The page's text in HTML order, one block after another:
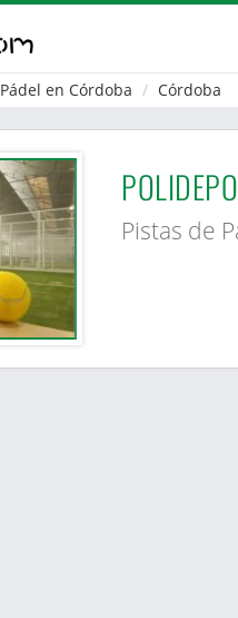
Pádel en Córdoba Córdoba
Pistas de